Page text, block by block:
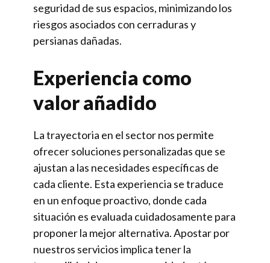
seguridad de sus espacios, minimizando los
riesgos asociados con cerraduras y
persianas dañadas.
Experiencia como
valor añadido
La trayectoria en el sector nos permite
ofrecer soluciones personalizadas que se
ajustan a las necesidades específicas de
cada cliente. Esta experiencia se traduce
en un enfoque proactivo, donde cada
situación es evaluada cuidadosamente para
proponer la mejor alternativa. Apostar por
nuestros servicios implica tener la